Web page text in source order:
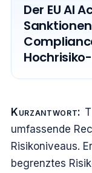
Der EU AI
Kurzantwort:
umfassende
Risikoniveaus.
begrenztes